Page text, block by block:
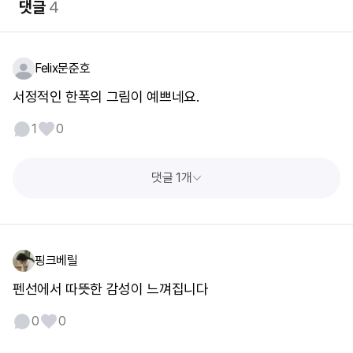
댓글4
Felix문준호
서정적인 한폭의 그림이 예쁘네요.
1 0
댓글 1개
핑크베릴
펜선에서 따뜻한 감성이 느껴집니다
0 0